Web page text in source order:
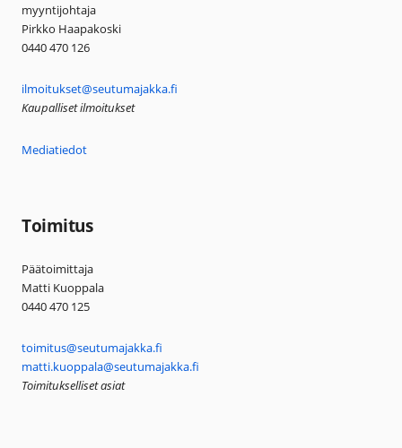
myyntijohtaja
Pirkko Haapakoski
0440 470 126
ilmoitukset@seutumajakka.fi
Kaupalliset ilmoitukset
Mediatiedot
Toimitus
Päätoimittaja
Matti Kuoppala
0440 470 125
toimitus@seutumajakka.fi
matti.kuoppala@seutumajakka.fi
Toimitukselliset asiat